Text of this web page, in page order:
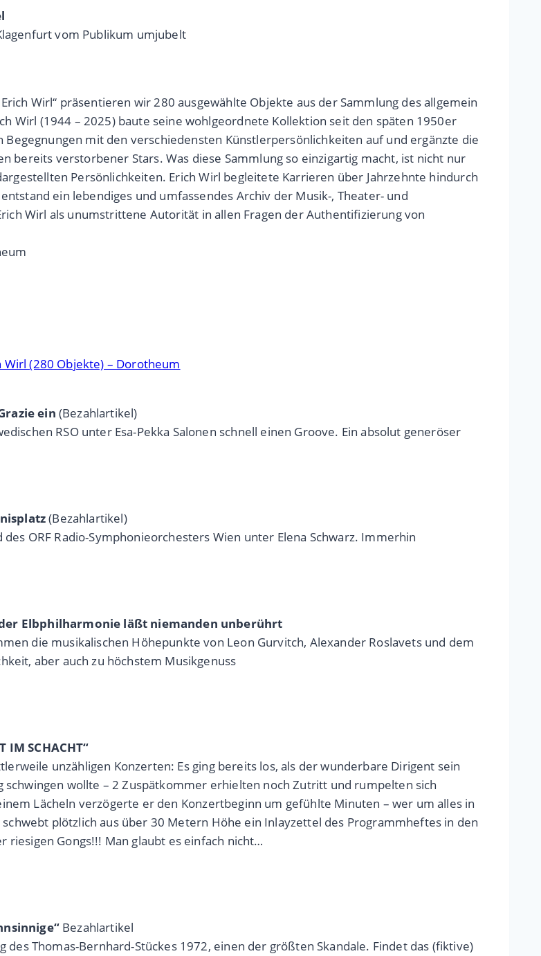
vom Publikum umjubelt
Wirl“ präsentieren wir 280 ausgewählte Objekte aus der Sammlung des allgemein
Wirl (1944 – 2025) baute seine wohlgeordnete Kollektion seit den späten 1950er
mit den verschiedensten Künstlerpersönlichkeiten auf und ergänzte die
verstorbener Stars. Was diese Sammlung so einzigartig macht, ist nicht nur
Persönlichkeiten. Erich Wirl begleitete Karrieren über Jahrzehnte hindurch
ein lebendiges und umfassendes Archiv der Musik-, Theater- und
Wirl als unumstrittene Autorität in allen Fragen der Authentifizierung von
(280 Objekte) – Dorotheum
ein (Bezahlartikel)
RSO unter Esa-Pekka Salonen schnell einen Groove. Ein absolut generöser
(Bezahlartikel)
ORF Radio-Symphonieorchesters Wien unter Elena Schwarz. Immerhin
Elbphilharmonie läßt niemanden unberührt
die musikalischen Höhepunkte von Leon Gurvitch, Alexander Roslavets und dem
aber auch zu höchstem Musikgenuss
SCHACHT“
unzähligen Konzerten: Es ging bereits los, als der wunderbare Dirigent sein
schwingen wollte – 2 Zuspätkommer erhielten noch Zutritt und rumpelten sich
Lächeln verzögerte er den Konzertbeginn um gefühlte Minuten – wer um alles in
plötzlich aus über 30 Metern Höhe ein Inlayzettel des Programmheftes in den
Gongs!!! Man glaubt es einfach nicht…
Bezahlartikel
Thomas-Bernhard-Stückes 1972, einen der größten Skandale. Findet das (fiktive)